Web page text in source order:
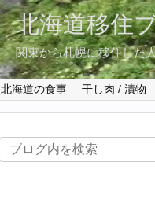
北海道移住
関東から札幌に移住した
北海道の食事 干し肉 / 漬物